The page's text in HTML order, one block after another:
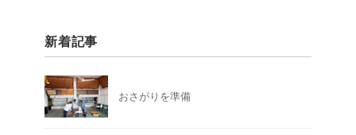
新着記事
おさがりを準備